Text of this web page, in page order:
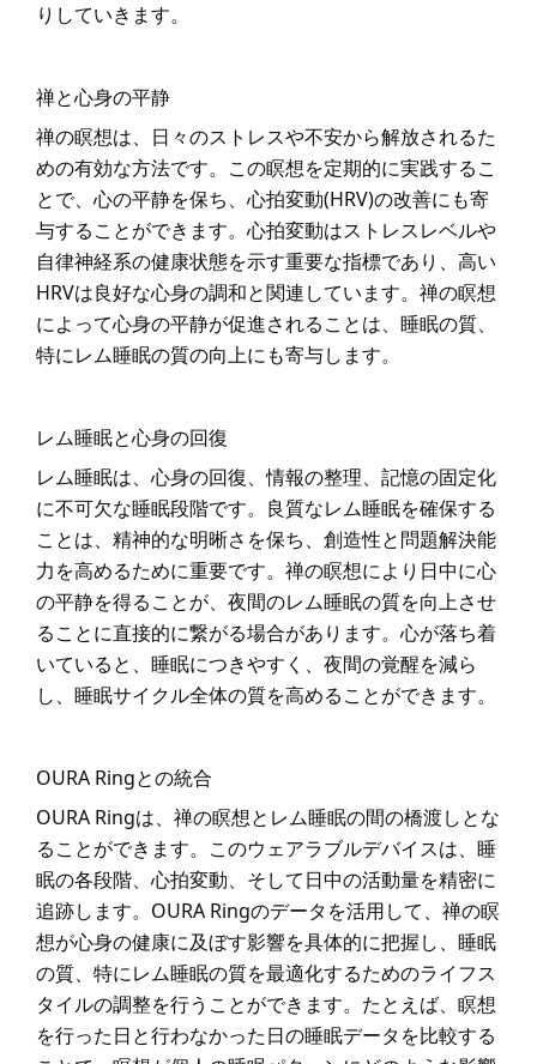
りしていきます。
禅と心身の平静
禅の瞑想は、日々のストレスや不安から解放されるた
めの有効な方法です。この瞑想を定期的に実践するこ
とで、心の平静を保ち、心拍変動(HRV)の改善にも寄
与することができます。心拍変動はストレスレベルや
自律神経系の健康状態を示す重要な指標であり、高い
HRVは良好な心身の調和と関連しています。禅の瞑想
によって心身の平静が促進されることは、睡眠の質、
特にレム睡眠の質の向上にも寄与します。
レム睡眠と心身の回復
レム睡眠は、心身の回復、情報の整理、記憶の固定化
に不可欠な睡眠段階です。良質なレム睡眠を確保する
ことは、精神的な明晰さを保ち、創造性と問題解決能
力を高めるために重要です。禅の瞑想により日中に心
の平静を得ることが、夜間のレム睡眠の質を向上させ
ることに直接的に繋がる場合があります。心が落ち着
いていると、睡眠につきやすく、夜間の覚醒を減ら
し、睡眠サイクル全体の質を高めることができます。
OURA Ringとの統合
OURA Ringは、禅の瞑想とレム睡眠の間の橋渡しとな
ることができます。このウェアラブルデバイスは、睡
眠の各段階、心拍変動、そして日中の活動量を精密に
追跡します。OURA Ringのデータを活用して、禅の瞑
想が心身の健康に及ぼす影響を具体的に把握し、睡眠
の質、特にレム睡眠の質を最適化するためのライフス
タイルの調整を行うことができます。たとえば、瞑想
を行った日と行わなかった日の睡眠データを比較する